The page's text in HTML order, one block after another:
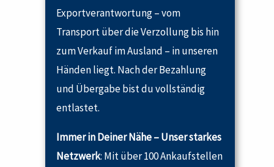
Exportverantwortung – vom
Transport über die Verzollung bis hin
zum Verkauf im Ausland – in unseren
Händen liegt. Nach der Bezahlung
und Übergabe bist du vollständig
entlastet.
Immer in Deiner Nähe – Unser starkes
Netzwerk: Mit über 100 Ankaufstellen